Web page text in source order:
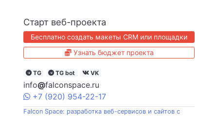
Старт веб-проекта
Бесплатно создать макеты CRM или площадки
Узнать бюджет проекта
TG TG bot VK
info@falconspace.ru
+7 (920) 954-22-17
Falcon Space: разработка веб-сервисов и сайтов с